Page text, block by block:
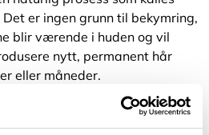
er ingen grunn til bekymring,
blir værende i huden og vil
nytt, permanent hår
eller måneder.
- nytt hår begynner å dukke opp,
gradvis.